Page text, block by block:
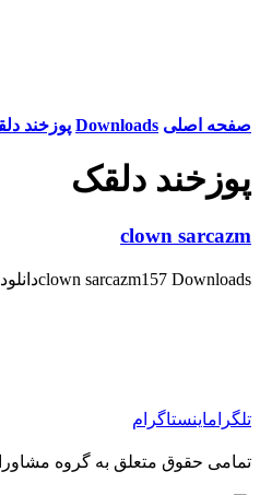
صفحه اصلی Downloads پوزخند
پوزخند دلقک
clown sarcazm
clown sarcazm157 Downloadsدانلود ...
تلگراماینستاگرام
تمامی حقوق متعلق به گروه